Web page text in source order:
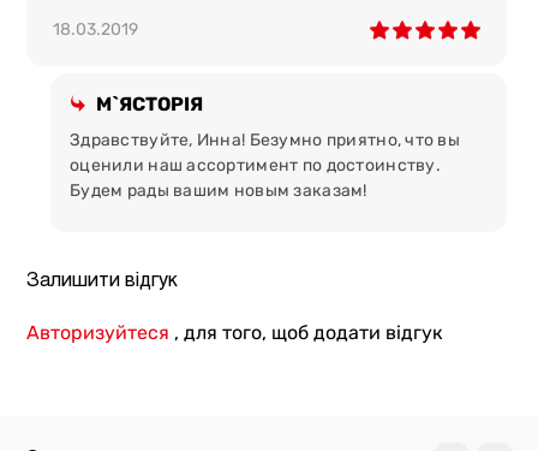
18.03.2019
М`ЯСТОРІЯ
Здравствуйте, Инна! Безумно приятно, что вы
оценили наш ассортимент по достоинству.
Будем рады вашим новым заказам!
Залишити відгук
Авторизуйтеся , для того, щоб додати відгук